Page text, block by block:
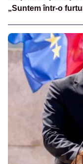
„Suntem într-o